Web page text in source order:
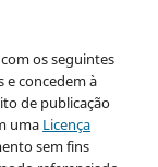
os seguintes
e concedem à
de publicação
uma Licença
sem fins